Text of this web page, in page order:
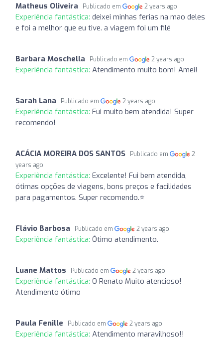
Matheus Oliveira Publicado em 2 years ago
Experiência fantástica: deixei minhas ferias na mao deles
e foi a melhor que eu tive. a viagem foi um filé
Barbara Moschella Publicado em 2 years ago
Experiência fantástica: Atendimento muito bom! Amei!
Sarah Lana Publicado em 2 years ago
Experiência fantástica: Fui muito bem atendida! Super
recomendo!
ACÁCIA MOREIRA DOS SANTOS Publicado em
2
years ago
Experiência fantástica: Excelente! Fui bem atendida,
ótimas opções de viagens, bons preços e facilidades
para pagamentos. Super recomendo.⭐️
Flávio Barbosa Publicado em 2 years ago
Experiência fantástica: Ótimo atendimento.
Luane Mattos Publicado em 2 years ago
Experiência fantástica: O Renato Muito atencioso!
Atendimento ótimo
Paula Fenille Publicado em 2 years ago
Experiência fantástica: Atendimento maravilhoso!!